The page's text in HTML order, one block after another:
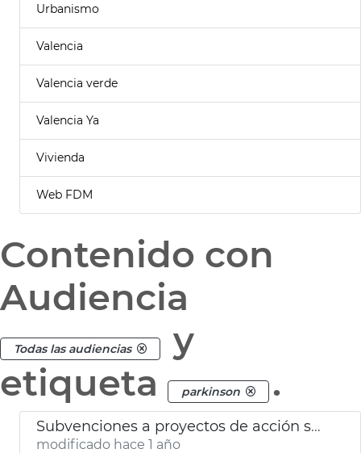
Urbanismo
Valencia
Valencia verde
Valencia Ya
Vivienda
Web FDM
Contenido con
Audiencia
Todas las audiencias
y
etiqueta
parkinson .
Subvenciones a proyectos de acción social
modificado hace 1 año